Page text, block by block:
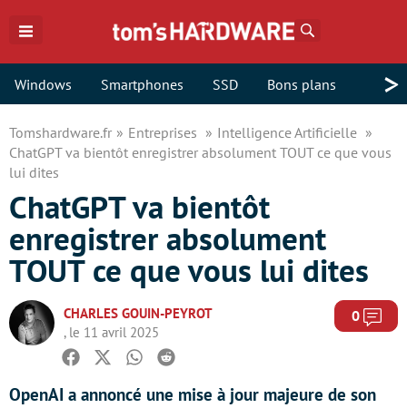
Windows Smartphones SSD Bons plans >
Tomshardware.fr Entreprises
Intelligence Artificielle
ChatGPT va bientôt enregistrer absolument TOUT ce que vous
lui dites
ChatGPT va bientôt
enregistrer absolument
TOUT ce que vous lui dites
CHARLES GOUIN-PEYROT
, le 11 avril 2025
0
Facebook
TwitterWhatsapp
Reddit
OpenAI a annoncé une mise à jour majeure de son